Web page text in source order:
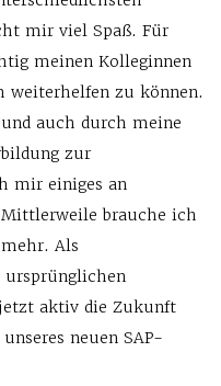
mir viel Spaß. Für
meinen Kolleginnen
weiterhelfen zu können.
auch durch meine
zur
mir einiges an
brauche ich
Als
aktiv die Zukunft
neuen SAP-